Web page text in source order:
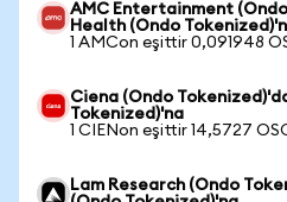
AMC Entertainment
Health (Ondo
1 AMCon eşittir 0,091948
Ciena (Ondo
Tokenized)'na
1 CIENon eşittir 14,5727
Lam Research (Ondo